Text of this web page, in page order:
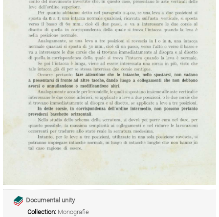
Documental unity
Collection: Monografie